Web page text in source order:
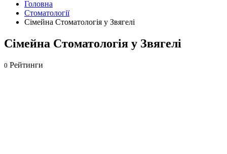
Головна
Стоматології
Сімейна Стоматологія у Звягелі
Сімейна Стоматологія у Звягелі
0 Рейтинги